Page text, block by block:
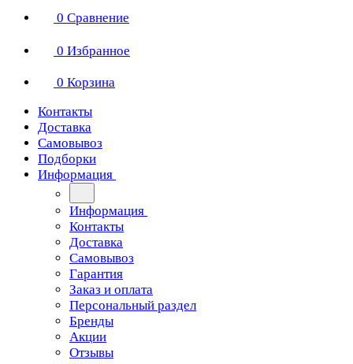
0 Сравнение
0 Избранное
0 Корзина
Контакты
Доставка
Самовывоз
Подборки
Информация
Информация
Контакты
Доставка
Самовывоз
Гарантия
Заказ и оплата
Персональный раздел
Бренды
Акции
Отзывы